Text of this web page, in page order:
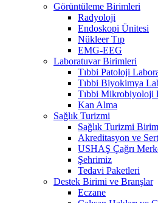
Görüntüleme Birimleri
Radyoloji
Endoskopi Ünitesi
Nükleer Tıp
EMG-EEG
Laboratuvar Birimleri
Tıbbi Patoloji
Tıbbi Biyokimya
Tıbbi Mikrobiyoloji
Kan Alma
Sağlık Turizmi
Sağlık Turizmi
Akreditasyon ve
USHAŞ Çağrı
Şehrimiz
Tedavi Paketleri
Destek Birimi ve Branşlar
Eczane